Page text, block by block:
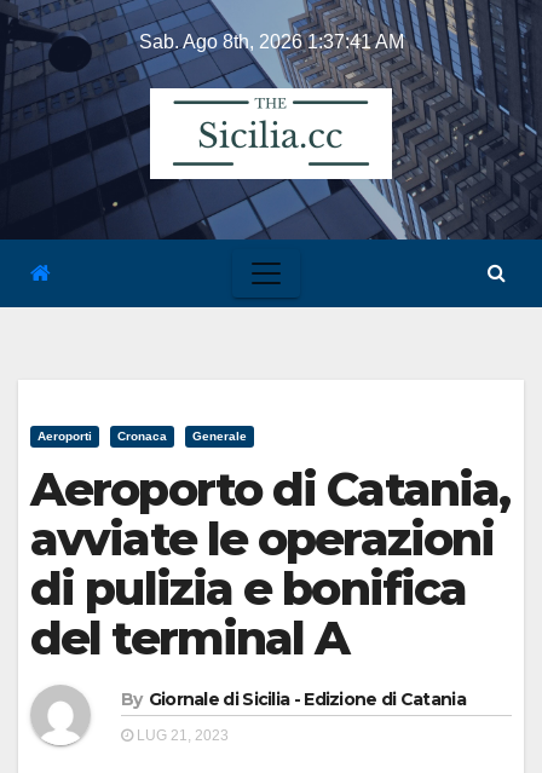
Skip
content
Sab. Ago 8th, 20261:37:42 AM
Aeroporti Cronaca Generale
Aeroporto di Catania,
avviate le operazioni
di pulizia e bonifica
del terminal A
By Giornale di Sicilia - Edizione di Catania
LUG 21, 2023